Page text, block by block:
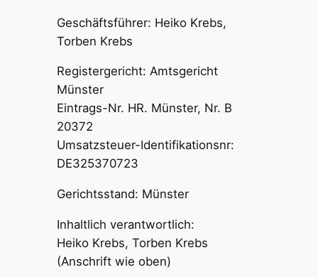
Geschäftsführer: Heiko Krebs,
Torben Krebs
Registergericht: Amtsgericht
Münster
Eintrags-Nr. HR. Münster, Nr. B
20372
Umsatzsteuer-Identifikationsnr:
DE325370723
Gerichtsstand: Münster
Inhaltlich verantwortlich:
Heiko Krebs, Torben Krebs
(Anschrift wie oben)